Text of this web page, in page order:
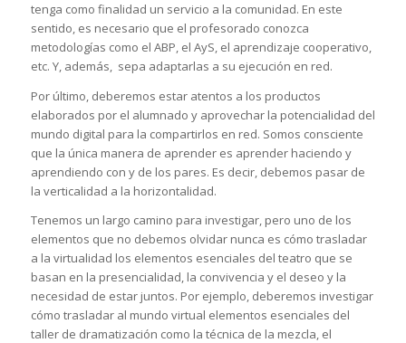
tenga como finalidad un servicio a la comunidad. En este
sentido, es necesario que el profesorado conozca
metodologías como el ABP, el AyS, el aprendizaje cooperativo,
etc. Y, además, sepa adaptarlas a su ejecución en red.
Por último, deberemos estar atentos a los productos
elaborados por el alumnado y aprovechar la potencialidad del
mundo digital para la compartirlos en red. Somos consciente
que la única manera de aprender es aprender haciendo y
aprendiendo con y de los pares. Es decir, debemos pasar de
la verticalidad a la horizontalidad.
Tenemos un largo camino para investigar, pero uno de los
elementos que no debemos olvidar nunca es cómo trasladar
a la virtualidad los elementos esenciales del teatro que se
basan en la presencialidad, la convivencia y el deseo y la
necesidad de estar juntos. Por ejemplo, deberemos investigar
cómo trasladar al mundo virtual elementos esenciales del
taller de dramatización como la técnica de la mezcla, el